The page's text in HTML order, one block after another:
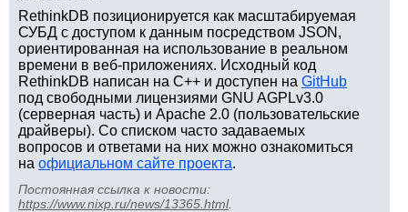
RethinkDB позиционируется как масштабируемая
СУБД с доступом к данным посредством JSON,
ориентированная на использование в реальном
времени в веб-приложениях. Исходный код
RethinkDB написан на C++ и доступен на GitHub
под свободными лицензиями GNU AGPLv3.0
(серверная часть) и Apache 2.0 (пользовательские
драйверы). Со списком часто задаваемых
вопросов и ответами на них можно ознакомиться
на официальном сайте проекта.
Постоянная ссылка к новости:
https://www.nixp.ru/news/13365.html.